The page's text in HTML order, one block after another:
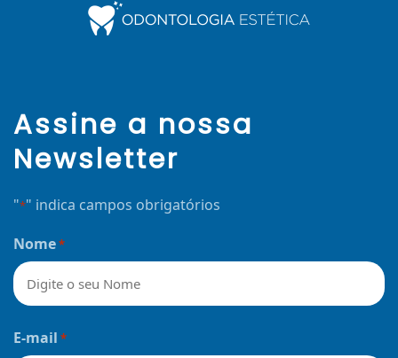
Assine a nossa
Newsletter
"*" indica campos obrigatórios
Nome*
E-mail *